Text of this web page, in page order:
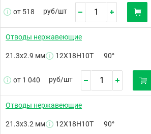
от 518 руб/шт
Отводы нержавеющие
21.3х2.9 мм 12Х18Н10Т 90°
от 1 040 руб/шт
Отводы нержавеющие
21.3х3.2 мм 12Х18Н10Т 90°